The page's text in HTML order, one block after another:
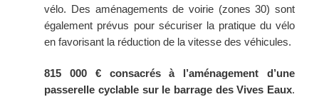
vélo. Des aménagements de voirie (zones 30) sont
également prévus pour sécuriser la pratique du vélo
en favorisant la réduction de la vitesse des véhicules.
815 000 € consacrés à l’aménagement d’une
passerelle cyclable sur le barrage des Vives Eaux.